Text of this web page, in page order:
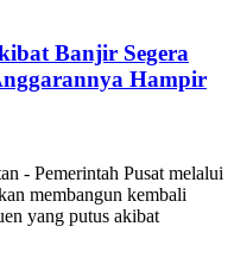
Banjir Segera
Hampir
- Pemerintah Pusat melalui
membangun kembali
yang putus akibat